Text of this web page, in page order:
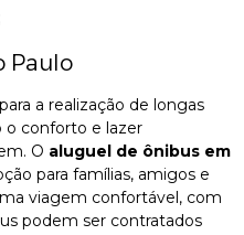
Paulo
a realização de longas
o conforto e lazer
O aluguel de ônibus em
para famílias, amigos e
viagem confortável, com
podem ser contratados